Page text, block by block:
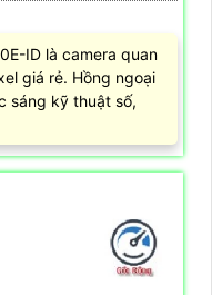
ID là camera quan
giá rẻ. Hồng ngoại
sáng kỹ thuật số,